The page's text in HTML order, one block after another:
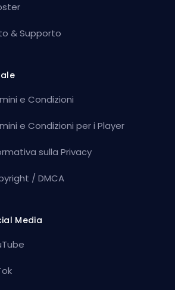
& Supporto
e Condizioni
e Condizioni per i Player
sulla Privacy
/ DMCA
Media